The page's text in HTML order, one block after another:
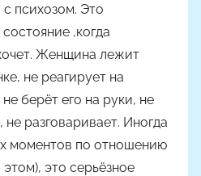
с психозом. Это
,когда
Женщина лежит
не реагирует на
берёт его на руки, не
разговаривает. Иногда
моментов по отношению
это серьёзное